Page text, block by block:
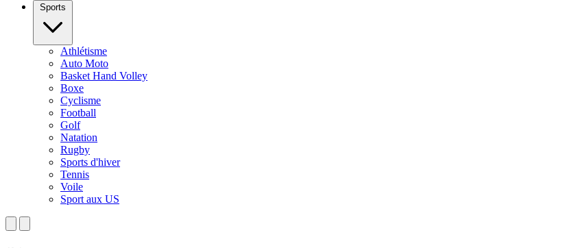
Sports
Athlétisme
Auto Moto
Basket Hand Volley
Boxe
Cyclisme
Football
Golf
Natation
Rugby
Sports d'hiver
Tennis
Voile
Sport aux US